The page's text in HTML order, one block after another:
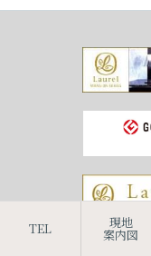
TEL 現地
案内図